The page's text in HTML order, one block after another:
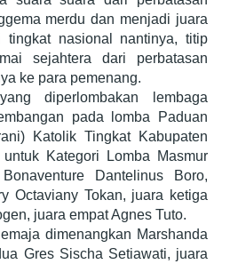
merdu dan menjadi juara
nasional nantinya, titip
sejahtera dari perbatasan
ke para pemenang.
diperlombakan lembaga
pada lomba Paduan
Katolik Tingkat Kabupaten
Kategori Lomba Masmur
Dantelinus Boro,
Octaviany Tokan, juara ketiga
juara empat Agnes Tuto.
dimenangkan Marshanda
Gres Sischa Setiawati, juara